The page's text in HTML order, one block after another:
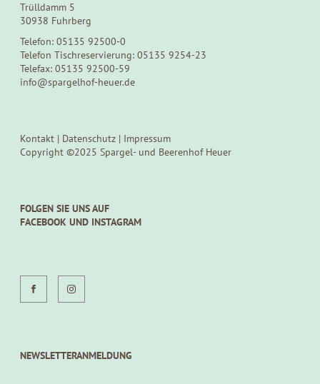
Trülldamm 5
30938 Fuhrberg
Telefon: 05135 92500-0
Telefon Tischreservierung: 05135 9254-23
Telefax: 05135 92500-59
info@spargelhof-heuer.de
Kontakt | Datenschutz | Impressum
Copyright ©2025 Spargel- und Beerenhof Heuer
FOLGEN SIE UNS AUF
FACEBOOK UND INSTAGRAM
NEWSLETTERANMELDUNG